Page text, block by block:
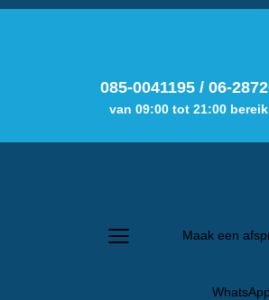
085-0041195 / 06-
van 09:00 tot 21:00
Maak een